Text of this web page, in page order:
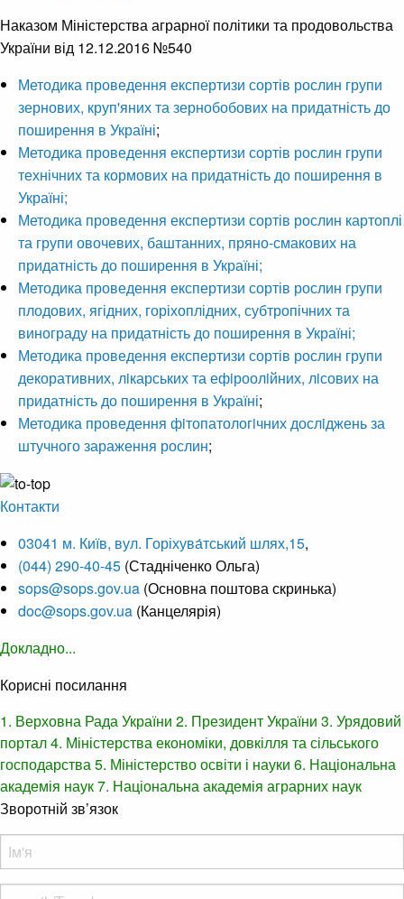
Наказом Міністерства аграрної політики та продовольства
України від 12.12.2016 №540
Методика проведення експертизи сортів рослин групи
зернових, круп'яних та зернобобових на придатність до
поширення в Україні;
Методика проведення експертизи сортів рослин групи
технічних та кормових на придатність до поширення в
Україні;
Методика проведення експертизи сортів рослин картоплі
та групи овочевих, баштанних, пряно-смакових на
придатність до поширення в Україні;
Методика проведення експертизи сортів рослин групи
плодових, ягідних, горіхоплідних, субтропічних та
винограду на придатність до поширення в Україні;
Методика проведення експертизи сортів рослин групи
декоративних, лiкарських та ефiроолiйних, лiсових на
придатність до поширення в Україні;
Методика проведення фiтопатологiчних дослiджень за
штучного зараження рослин;
Контакти
03041 м. Київ, вул. Горіхува́тський шлях,15,
(044) 290-40-45 (Стадніченко Ольга)
sops@sops.gov.ua (Основна поштова скринька)
doc@sops.gov.ua (Канцелярія)
Докладно...
Корисні посилання
1. Верховна Рада України 2. Президент України 3. Урядовий
портал4. Міністерства економіки, довкілля та сільського
господарства5. Міністерство освіти і науки 6. Національна
академія наук7. Національна академія аграрних наук
Зворотній зв’язок